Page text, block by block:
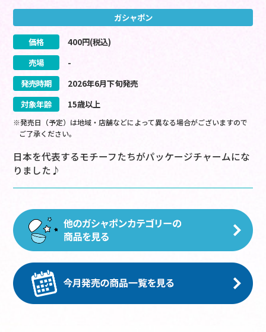
ガシャポン
価格 400円(税込)
売場
-
発売時期
2026年6月下旬発売
対象年齢
15歳以上
※発売日（予定）は地域・店舗などによって異なる場合がございますので
ご了承ください。
日本を代表するモチーフたちがパッケージチャームにな
りました♪